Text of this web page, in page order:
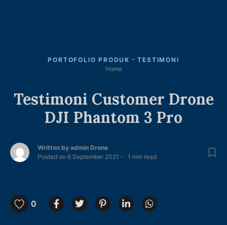
PORTOFOLIO PRODUK
TESTIMONI
Home
Testimoni Customer Drone
DJI Phantom 3 Pro
Written by admin Drone
Posted on 6 September 2021 1 min read
0